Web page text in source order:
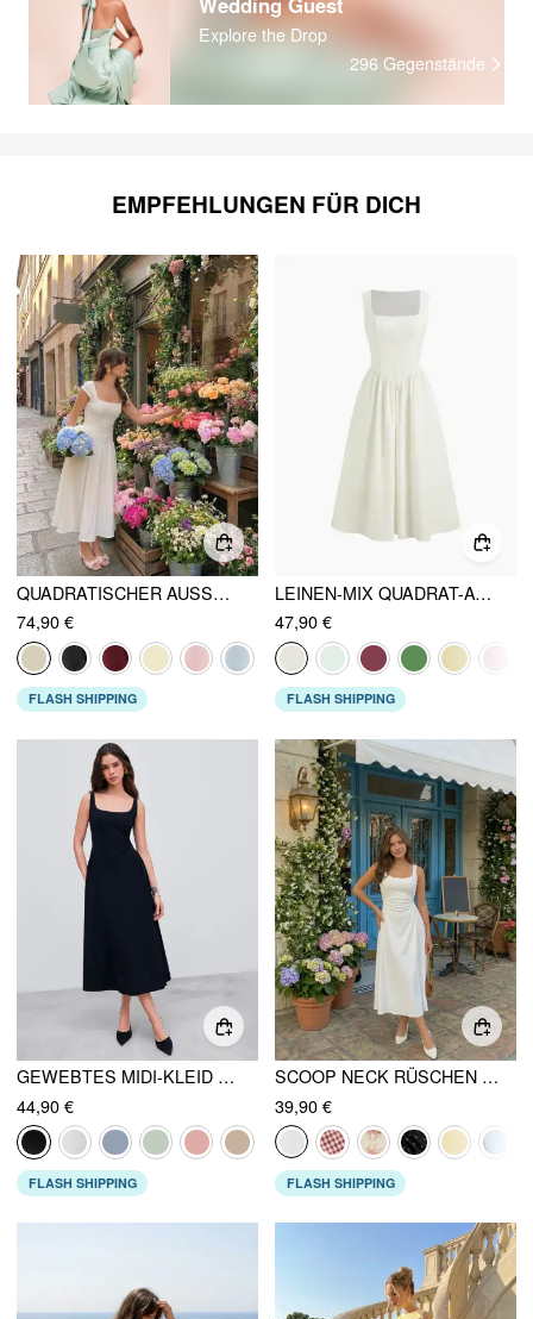
Explore the Drop
296 Gegenstände
EMPFEHLUNGEN FÜR DICH
QUADRATISCHER AUSSCHNITT KURZARM WICKEL A-LINIE MAXIKLEID
74,90 €
FLASH SHIPPING
LEINEN-MIX QUADRAT-AUSSCHNITT RÜSCHEN MIDIKLEID
47,90 €
FLASH SHIPPING
GEWEBTES MIDI-KLEID MIT QUADRATISCHEM HALS UND EINFARBIGEM DESIGN
44,90 €
FLASH SHIPPING
SCOOP NECK RÜSCHEN A-LINIE MIDIKLEID
39,90 €
FLASH SHIPPING